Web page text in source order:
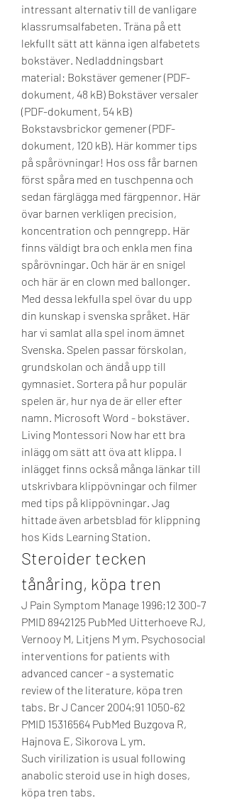
intressant alternativ till de vanligare
klassrumsalfabeten. Träna på ett
lekfullt sätt att känna igen alfabetets
bokstäver. Nedladdningsbart
material: Bokstäver gemener (PDF-
dokument, 48 kB) Bokstäver versaler
(PDF-dokument, 54 kB)
Bokstavsbrickor gemener (PDF-
dokument, 120 kB). Här kommer tips
på spårövningar! Hos oss får barnen
först spåra med en tuschpenna och
sedan färglägga med färgpennor. Här
övar barnen verkligen precision,
koncentration och penngrepp. Här
finns väldigt bra och enkla men fina
spårövningar. Och här är en snigel
och här är en clown med ballonger.
Med dessa lekfulla spel övar du upp
din kunskap i svenska språket. Här
har vi samlat alla spel inom ämnet
Svenska. Spelen passar förskolan,
grundskolan och ändå upp till
gymnasiet. Sortera på hur populär
spelen är, hur nya de är eller efter
namn. Microsoft Word - bokstäver.
Living Montessori Now har ett bra
inlägg om sätt att öva att klippa. I
inlägget finns också många länkar till
utskrivbara klippövningar och filmer
med tips på klippövningar. Jag
hittade även arbetsblad för klippning
hos Kids Learning Station.
Steroider tecken
tånåring, köpa tren
J Pain Symptom Manage 1996;12 300-7
PMID 8942125 PubMed Uitterhoeve RJ,
Vernooy M, Litjens M ym. Psychosocial
interventions for patients with
advanced cancer - a systematic
review of the literature, köpa tren
tabs. Br J Cancer 2004;91 1050-62
PMID 15316564 PubMed Buzgova R,
Hajnova E, Sikorova L ym.
Such virilization is usual following
anabolic steroid use in high doses,
köpa tren tabs.